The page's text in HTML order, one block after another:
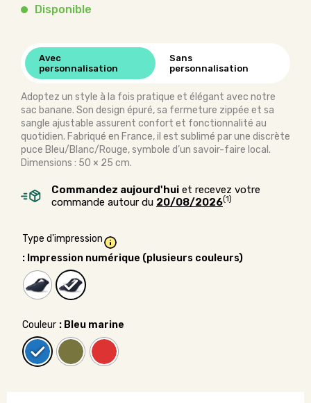
Disponible
Avec
personnalisation
Sans
personnalisation
Adoptez un style à la fois pratique et élégant avec notre
sac banane. Son design épuré, sa fermeture zippée et sa
sangle ajustable assurent confort et fonctionnalité au
quotidien. Fabriqué en France, il est sublimé par une discrète
puce Bleu/Blanc/Rouge, symbole d’un savoir-faire local.
Dimensions : 50 × 25 cm.
Commandez aujourd'hui et recevez votre
commande autour du 20/08/2026(1)
Type d'impression
: Impression numérique (plusieurs couleurs)
Couleur : Bleu marine